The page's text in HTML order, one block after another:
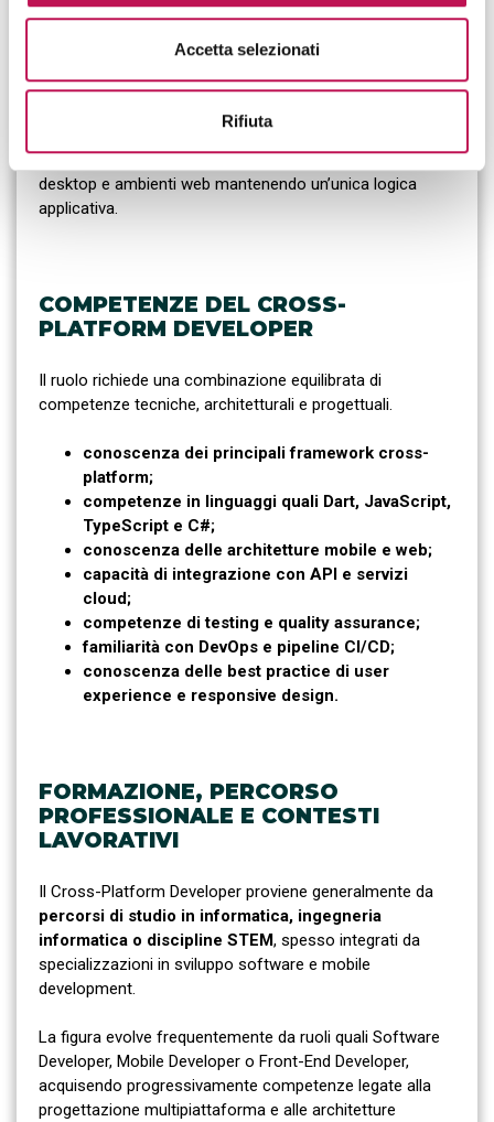
Accetta selezionati
Rifiuta
integrazione con servizi di intelligenza
La crescente diffusione dellesuper appe delle
piattaforme digitali integrate sta aumentando la domanda
operino in modo uniforme su smartphone, tablet,
desktop e ambienti web mantenendo un’unica logica
applicativa.
COMPETENZE DEL CROSS-
PLATFORM DEVELOPER
Il ruolo richiede una combinazione equilibrata di
competenze tecniche, architetturali e progettuali.
conoscenza dei principali framework cross-
platform;
competenze in linguaggi quali Dart, JavaScript,
TypeScript e C#;
conoscenza delle architetture mobile e web;
capacità di integrazione con API e servizi
cloud;
competenze di testing e quality assurance;
familiarità con DevOps e pipeline CI/CD;
conoscenza delle best practice di user
experience e responsive design.
FORMAZIONE, PERCORSO
PROFESSIONALE E CONTESTI
LAVORATIVI
Il Cross-Platform Developer proviene generalmente da
percorsi di studio in informatica, ingegneria
informatica o discipline STEM, spesso integrati da
specializzazioni in sviluppo software e mobile
development.
La figura evolve frequentemente da ruoli quali Software
Developer, Mobile Developer o Front-End Developer,
acquisendo progressivamente competenze legate alla
progettazione multipiattaforma e alle architetture